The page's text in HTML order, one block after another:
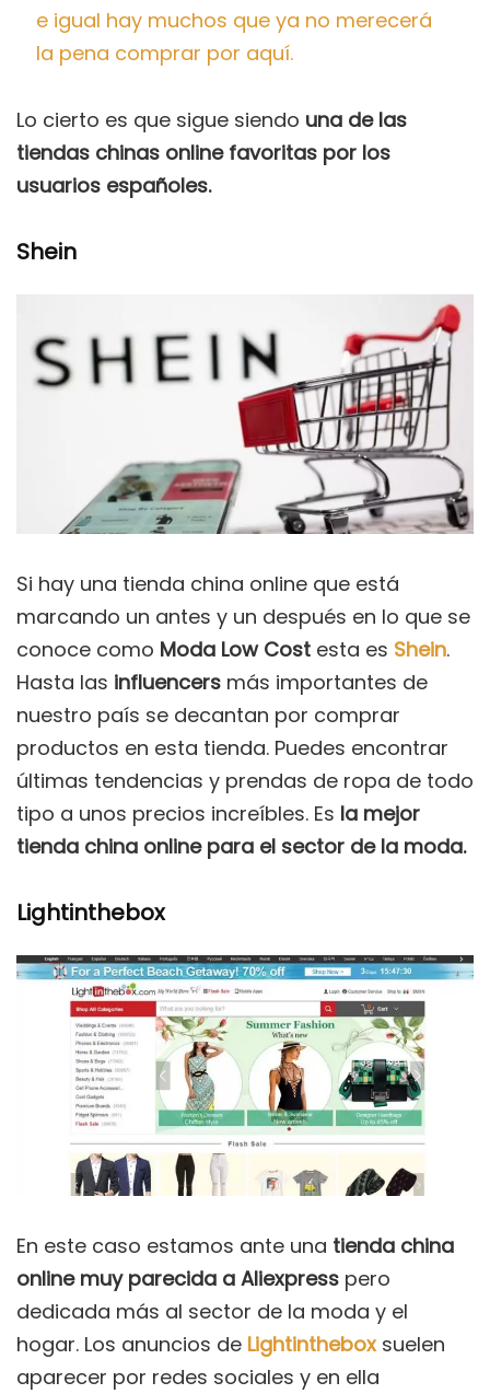
e igual hay muchos que ya no merecerá
la pena comprar por aquí.
Lo cierto es que sigue siendo una de las
tiendas chinas online favoritas por los
usuarios españoles.
Shein
Si hay una tienda china online que está
marcando un antes y un después en lo que se
conoce como Moda Low Cost esta es Shein.
Hasta las influencers más importantes de
nuestro país se decantan por comprar
productos en esta tienda. Puedes encontrar
últimas tendencias y prendas de ropa de todo
tipo a unos precios increíbles. Es la mejor
tienda china online para el sector de la moda.
Lightinthebox
En este caso estamos ante una tienda china
online muy parecida a Aliexpress pero
dedicada más al sector de la moda y el
hogar. Los anuncios de Lightinthebox suelen
aparecer por redes sociales y en ella